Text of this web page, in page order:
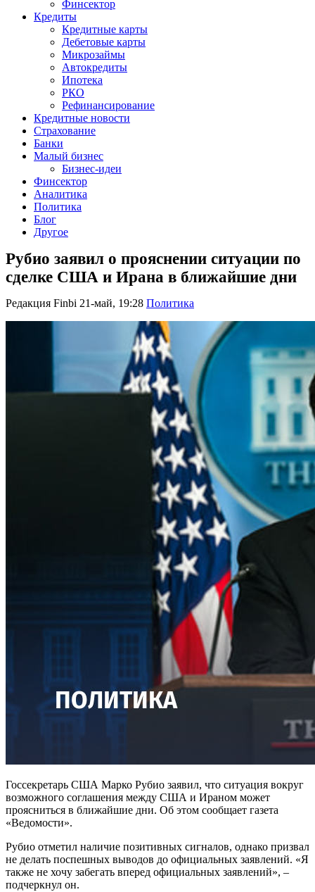
Финсектор
Кредиты
Кредитные карты
Дебетовые карты
Микрозаймы
Автокредиты
Ипотека
РКО
Рефинансирование
Кредитные новости
Страхование
Банки
Малый бизнес
Бизнес-идеи
Финсектор
Аналитика
Политика
Блог
Другое
Рубио заявил о прояснении ситуации по
сделке США и Ирана в ближайшие дни
Редакция Finbi 21-май, 19:28 Политика
Госсекретарь США Марко Рубио заявил, что ситуация вокруг
возможного соглашения между США и Ираном может
проясниться в ближайшие дни. Об этом сообщает газета
«Ведомости».
Рубио отметил наличие позитивных сигналов, однако призвал
не делать поспешных выводов до официальных заявлений. «Я
также не хочу забегать вперед официальных заявлений», –
подчеркнул он.